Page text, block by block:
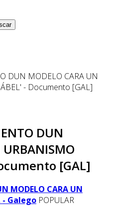
DUN MODELO CARA UN
- Documento [GAL]
DUN
[GAL]
MODELO CARA UN
- Galego POPULAR